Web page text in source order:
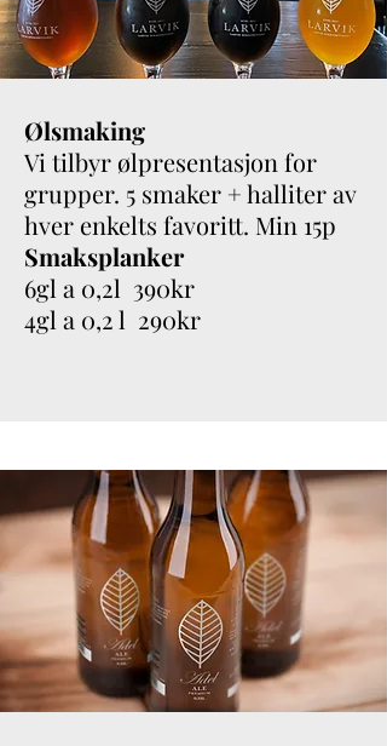
Ølsmaking
Vi tilbyr ølpresentasjon for
grupper. 5 smaker + halliter av
hver enkelts favoritt. Min 15p
Smaksplanker
6gl a 0,2l 390kr
4gl a 0,2 l 290kr